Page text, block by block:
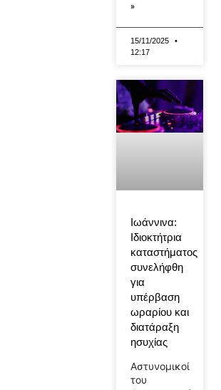
»
15/11/2025
12:17
Ιωάννινα:
Ιδιοκτήτρια
καταστήματος
συνελήφθη
για
υπέρβαση
ωραρίου και
διατάραξη
ησυχίας
Αστυνομικοί
του